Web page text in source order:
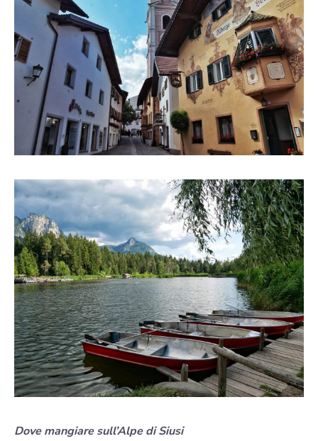
Dove mangiare sull’Alpe di Siusi